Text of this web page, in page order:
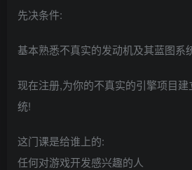
先决条件:
基本熟悉不真实的发动机及其蓝图系
现在注册,为你的不真实的引擎项目
统!
这门课是给谁上的:
任何对游戏开发感兴趣的人